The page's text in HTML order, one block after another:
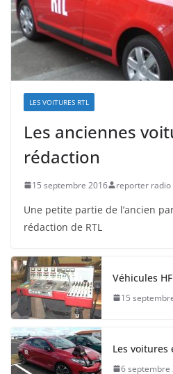
LES VOITURES RTL
Les anciennes
rédaction
15 septembre 2016 reporter radio
Une petite partie de l’ancien
rédaction de RTL
Véhicules HF
15
Les voitures
6 septembre